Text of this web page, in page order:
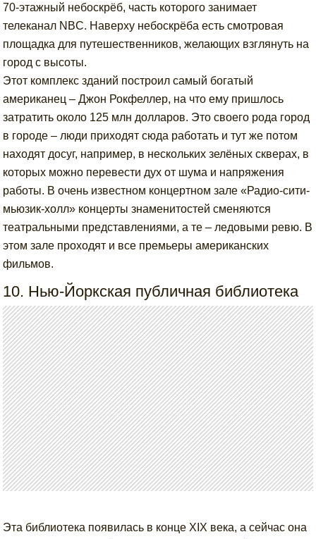
70-этажный небоскрёб, часть которого занимает
телеканал NBC. Наверху небоскрёба есть смотровая
площадка для путешественников, желающих взглянуть на
город с высоты.
Этот комплекс зданий построил самый богатый
американец – Джон Рокфеллер, на что ему пришлось
затратить около 125 млн долларов. Это своего рода город
в городе – люди приходят сюда работать и тут же потом
находят досуг, например, в нескольких зелёных скверах, в
которых можно перевести дух от шума и напряжения
работы. В очень известном концертном зале «Радио-сити-
мьюзик-холл» концерты знаменитостей сменяются
театральными представлениями, а те – ледовыми ревю. В
этом зале проходят и все премьеры американских
фильмов.
10. Нью-Йоркская публичная библиотека
Эта библиотека появилась в конце XIX века, а сейчас она